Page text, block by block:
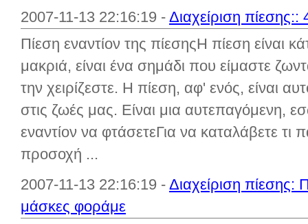
2007-11-13 22:16:19 - Διαχείριση πίεσης::
Πίεση εναντίον της πίεσηςΗ πίεση είναι
μακριά, είναι ένα σημάδι που είμαστε
την χειρίζεστε. Η πίεση, αφ' ενός, είναι
στις ζωές μας. Είναι μια αυτεπαγόμενη,
εναντίον να φτάσετεΓια να καταλάβετε
προσοχή ...
2007-11-13 22:16:19 - Διαχείριση πίεσης:
μάσκες φοράμε